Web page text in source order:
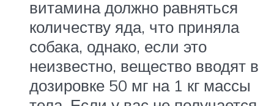
витамина должно равняться
количеству яда, что приняла
собака, однако, если это
неизвестно, вещество вводят в
дозировке 50 мг на 1 кг массы